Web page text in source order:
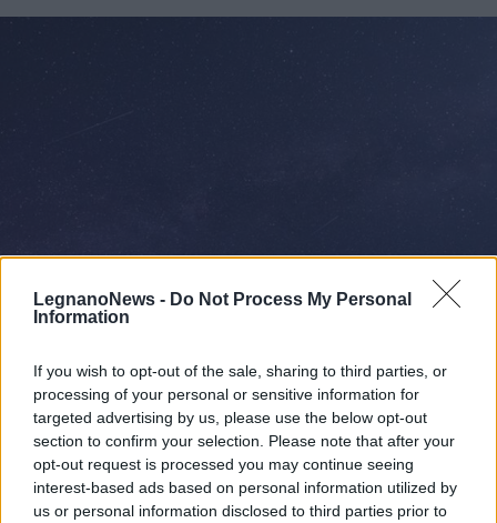
LegnanoNews - Do Not Process My Personal
Information
If you wish to opt-out of the sale, sharing to third parties, or
processing of your personal or sensitive information for
targeted advertising by us, please use the below opt-out
section to confirm your selection. Please note that after your
opt-out request is processed you may continue seeing
interest-based ads based on personal information utilized by
us or personal information disclosed to third parties prior to
EVENTI
Cinque idee per la Notte di San
Lorenzo, tra stelle cadenti e
desideri da esprimere